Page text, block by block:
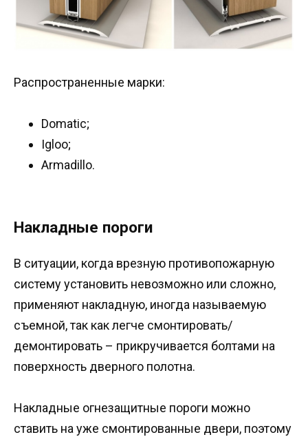
Распространенные марки:
Domatic;
Igloo;
Armadillo.
Накладные пороги
В ситуации, когда врезную противопожарную
систему установить невозможно или сложно,
применяют накладную, иногда называемую
съемной, так как легче смонтировать/
демонтировать – прикручивается болтами на
поверхность дверного полотна.
Накладные огнезащитные пороги можно
ставить на уже смонтированные двери, поэтому